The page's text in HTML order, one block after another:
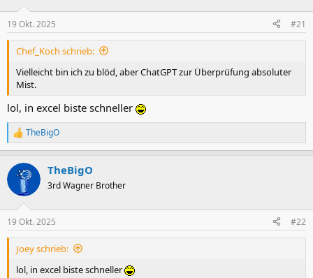
19 Okt. 2025 #21
Chef_Koch schrieb:
Vielleicht bin ich zu blöd, aber ChatGPT zur Überprüfung absoluter
Mist.
lol, in excel biste schneller
R
e
k
i
e
n
TheBigO
TheBigO
3rd Wagner Brother
19 Okt. 2025 #22
Joey schrieb:
lol, in excel biste schneller